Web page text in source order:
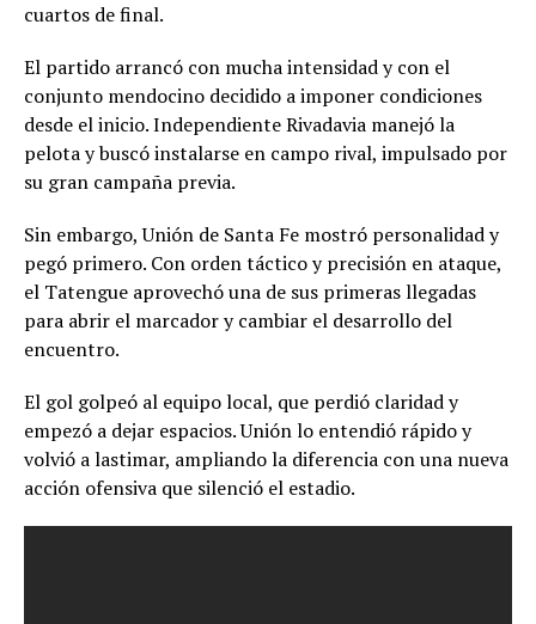
cuartos de final.
El partido arrancó con mucha intensidad y con el
conjunto mendocino decidido a imponer condiciones
desde el inicio. Independiente Rivadavia manejó la
pelota y buscó instalarse en campo rival, impulsado por
su gran campaña previa.
Sin embargo, Unión de Santa Fe mostró personalidad y
pegó primero. Con orden táctico y precisión en ataque,
el Tatengue aprovechó una de sus primeras llegadas
para abrir el marcador y cambiar el desarrollo del
encuentro.
El gol golpeó al equipo local, que perdió claridad y
empezó a dejar espacios. Unión lo entendió rápido y
volvió a lastimar, ampliando la diferencia con una nueva
acción ofensiva que silenció el estadio.